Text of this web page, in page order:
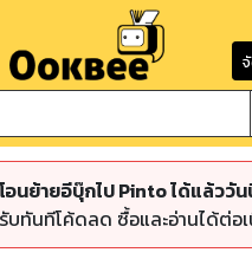
โอนย้ายอีบุ๊กไป Pinto ได้แล้ววั
รับทันทีโค้ดลด ซื้อและอ่านได้ต่อ